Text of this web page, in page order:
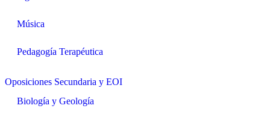
Música
Pedagogía Terapéutica
Oposiciones Secundaria y EOI
Biología y Geología